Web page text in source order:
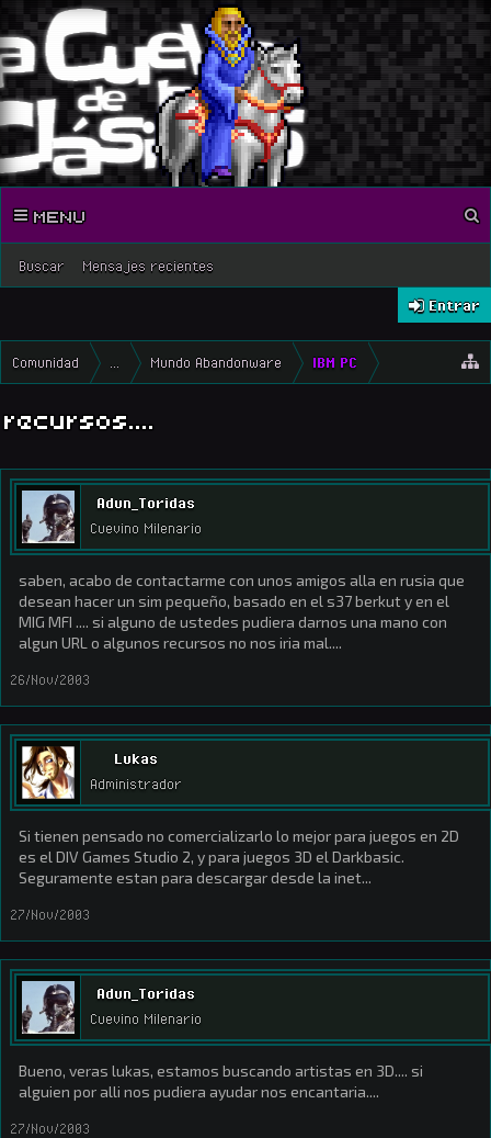
Buscar Mensajes recientes
MENU
Entrar
Comunidad Mundo Abandonware IBM PC
recursos....
Adun_Toridas
Cuevino Milenario
saben, acabo de contactarme con unos amigos alla en rusia que
desean hacer un sim pequeño, basado en el s37 berkut y en el
MIG MFI .... si alguno de ustedes pudiera darnos una mano con
algun URL o algunos recursos no nos iria mal....
26/Nov/2003
Lukas
Administrador
Si tienen pensado no comercializarlo lo mejor para juegos en 2D
es el DIV Games Studio 2, y para juegos 3D el Darkbasic.
Seguramente estan para descargar desde la inet...
27/Nov/2003
Adun_Toridas
Cuevino Milenario
Bueno, veras lukas, estamos buscando artistas en 3D.... si
alguien por alli nos pudiera ayudar nos encantaria....
27/Nov/2003